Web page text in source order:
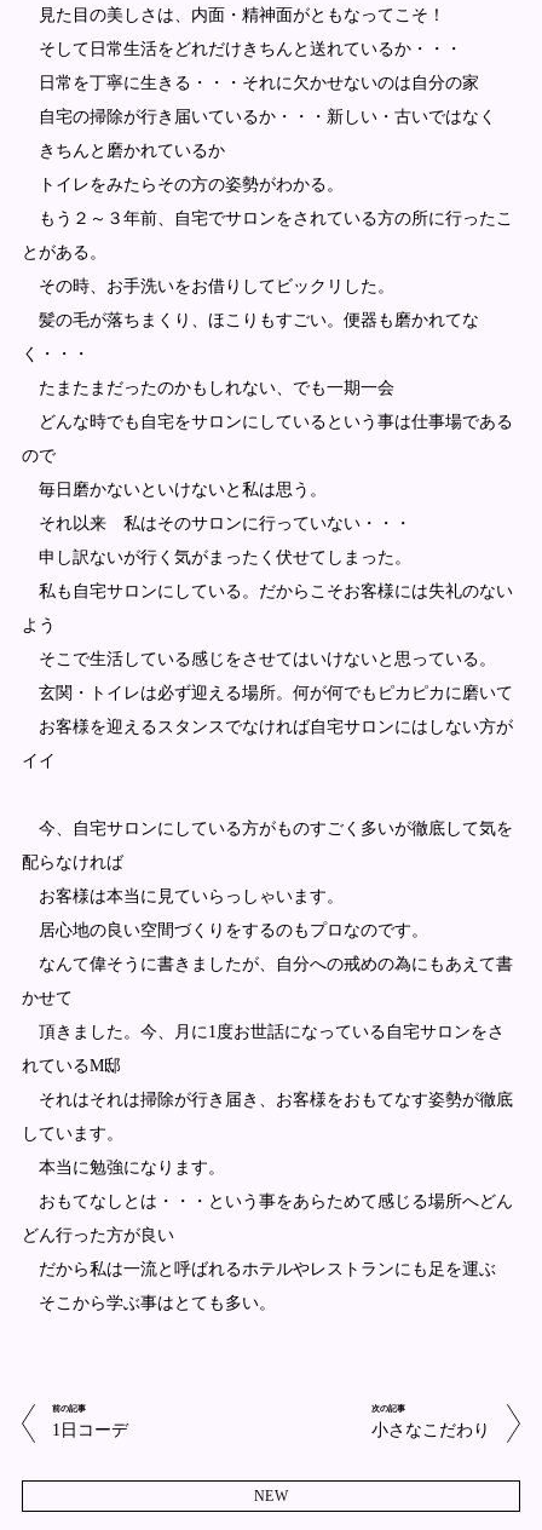
見た目の美しさは、内面・精神面がともなってこそ！
そして日常生活をどれだけきちんと送れているか・・・
日常を丁寧に生きる・・・それに欠かせないのは自分の家
自宅の掃除が行き届いているか・・・新しい・古いではなく
きちんと磨かれているか
トイレをみたらその方の姿勢がわかる。
もう２～３年前、自宅でサロンをされている方の所に行ったこ
とがある。
その時、お手洗いをお借りしてビックリした。
髪の毛が落ちまくり、ほこりもすごい。便器も磨かれてな
く・・・
たまたまだったのかもしれない、でも一期一会
どんな時でも自宅をサロンにしているという事は仕事場である
ので
毎日磨かないといけないと私は思う。
それ以来 私はそのサロンに行っていない・・・
申し訳ないが行く気がまったく伏せてしまった。
私も自宅サロンにしている。だからこそお客様には失礼のない
よう
そこで生活している感じをさせてはいけないと思っている。
玄関・トイレは必ず迎える場所。何が何でもピカピカに磨いて
お客様を迎えるスタンスでなければ自宅サロンにはしない方が
イイ
今、自宅サロンにしている方がものすごく多いが徹底して気を
配らなければ
お客様は本当に見ていらっしゃいます。
居心地の良い空間づくりをするのもプロなのです。
なんて偉そうに書きましたが、自分への戒めの為にもあえて書
かせて
頂きました。今、月に1度お世話になっている自宅サロンをさ
れているM邸
それはそれは掃除が行き届き、お客様をおもてなす姿勢が徹底
しています。
本当に勉強になります。
おもてなしとは・・・という事をあらためて感じる場所へどん
どん行った方が良い
だから私は一流と呼ばれるホテルやレストランにも足を運ぶ
そこから学ぶ事はとても多い。
前の記事
1日コーデ
次の記事
小さなこだわり
NEW